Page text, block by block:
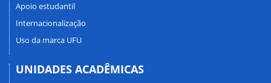
Apoio estudantil
Internacionalização
Uso da marca UFU
UNIDADES ACADÊMICAS